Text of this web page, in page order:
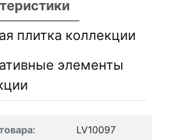
плитка коллекции
элементы
: LV10097